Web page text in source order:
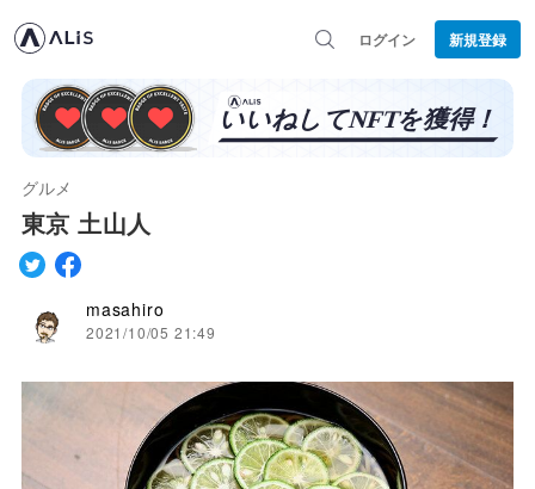
ログイン 新規登録
グルメ
東京 土山人
masahiro
2021/10/05 21:49